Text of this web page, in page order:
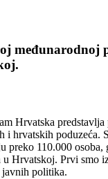
međunarodnoj
Hrvatska predstavlja
i hrvatskih poduzeća.
preko 110.000 osoba,
u Hrvatskoj. Prvi smo
javnih politika.